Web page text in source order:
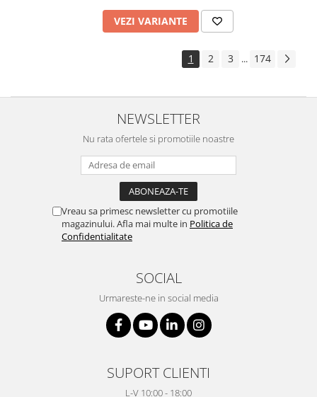
VEZI VARIANTE
1 2 3 ... 174
NEWSLETTER
Nu rata ofertele si promotiile noastre
Vreau sa primesc newsletter cu promotiile
magazinului. Afla mai multe in Politica de
Confidentialitate
SOCIAL
Urmareste-ne in social media
SUPORT CLIENTI
L-V 10:00 - 18:00